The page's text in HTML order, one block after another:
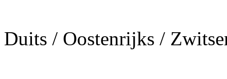
Duits / Oostenrijks /